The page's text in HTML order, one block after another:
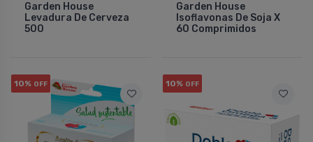
Garden House
Levadura De Cerveza
500
Garden House
Isoflavonas De Soja X
60 Comprimidos
10% OFF 10% OFF